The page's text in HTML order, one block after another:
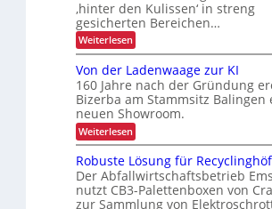
t
a
g
e
m
e
n
e
n
z
u
n
g
i
n
d
e
L
o
g
i
t
k
‚hinter den Kulissen‘ in streng
gesicherten Bereichen…
Weiterlesen:
Z
v
e
r
l
ä
s
i
g
e
r
Von der Ladenwaage zur KI
160 Jahre nach der Gründung
Bizerba am Stammsitz Balingen
neuen Showroom.
Weiterlesen:
V
o
n
d
e
r
Robuste Lösung für
Der Abfallwirtschaftsbetrieb
nutzt CB3-Palettenboxen von
zur Sammlung von